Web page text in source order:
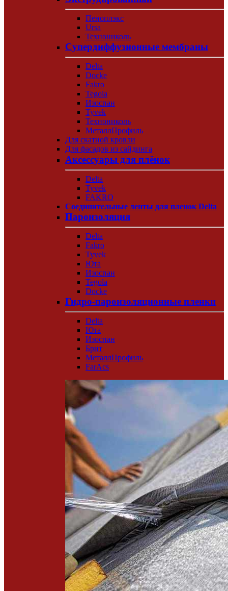
Пеноплэкс
Ursa
Технониколь
Супердиффузионные мембраны
Delta
Docke
Fakro
Tegola
Изоспан
Tyvek
Технониколь
МеталлПрофиль
Для скатной кровли
Для фасадов из сайдинга
Аксессуары для плёнок
Delta
Tyvek
FAKRO
Соединительные ленты для пленок Delta
Пароизоляция
Delta
Fakro
Tyvek
Юта
Изоспан
Tegola
Docke
Гидро-пароизоляционные пленки
Delta
Юта
Изоспан
Брит
МеталлПрофиль
FarAcs